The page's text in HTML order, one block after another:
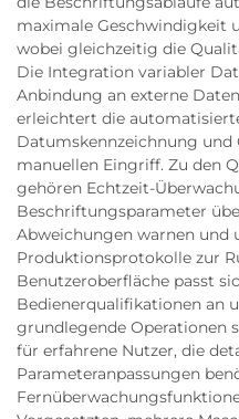
maximale Geschwindigkeit
wobei gleichzeitig die
Die Integration variabler
Anbindung an externe
erleichtert die
Datumskennzeichnung
manuellen Eingriff. Zu den
gehören Echtzeit-
Beschriftungsparameter
Abweichungen warnen und
Produktionsprotokolle zur
Benutzeroberfläche passt
Bedienerqualifikationen an
grundlegende Operationen
für erfahrene Nutzer, die
Parameteranpassungen